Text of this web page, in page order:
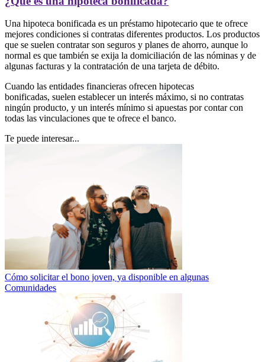
Una hipoteca bonificada es un préstamo hipotecario que te ofrece
mejores condiciones si contratas diferentes productos. Los productos
que se suelen contratar son seguros y planes de ahorro, aunque lo
normal es que también se exija la domiciliación de las nóminas y de
algunas facturas y la contratación de una tarjeta de débito.
Cuando las entidades financieras ofrecen hipotecas
bonificadas, suelen establecer un interés máximo, si no contratas
ningún producto, y un interés mínimo si apuestas por contar con
todas las vinculaciones que te ofrece el banco.
Te puede interesar...
Cómo solicitar el bono joven, ya disponible en algunas
Comunidades